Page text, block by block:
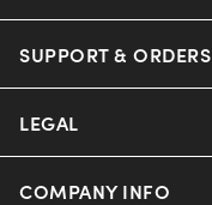
Our Sunglasses
Offers & Discount
Insurance
SUPPORT & ORDERS
Help Center
Online Order Status
LEGAL
Privacy Policy
COMPANY INFO